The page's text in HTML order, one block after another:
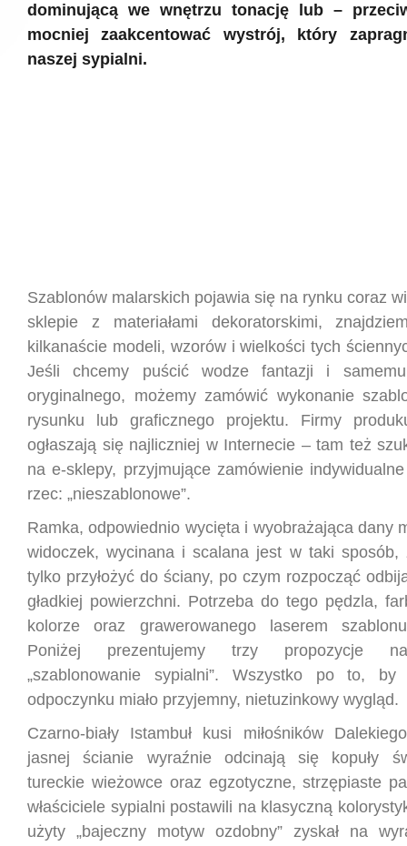
dominującą we wnętrzu tonację lub –
mocniej zaakcentować wystrój, który
naszej sypialni.
Szablonów malarskich pojawia się na rynku coraz
sklepie z materiałami dekoratorskimi,
kilkanaście modeli, wzorów i wielkości tych
Jeśli chcemy puścić wodze fantazji i
oryginalnego, możemy zamówić wykonanie
rysunku lub graficznego projektu. Firmy
ogłaszają się najliczniej w Internecie – tam też
na e-sklepy, przyjmujące zamówienie
rzec: „nieszablonowe”.
Ramka, odpowiednio wycięta i wyobrażająca dany
widoczek, wycinana i scalana jest w taki sposób,
tylko przyłożyć do ściany, po czym rozpocząć
gładkiej powierzchni. Potrzeba do tego pędzla,
kolorze oraz grawerowanego laserem
Poniżej prezentujemy trzy propozycje
„szablonowanie sypialni”. Wszystko po to, by
odpoczynku miało przyjemny, nietuzinkowy wygląd.
Czarno-biały Istambuł kusi miłośników
jasnej ścianie wyraźnie odcinają się kopuły
tureckie wieżowce oraz egzotyczne, strzępiaste
właściciele sypialni postawili na klasyczną
użyty „bajeczny motyw ozdobny” zyskał na